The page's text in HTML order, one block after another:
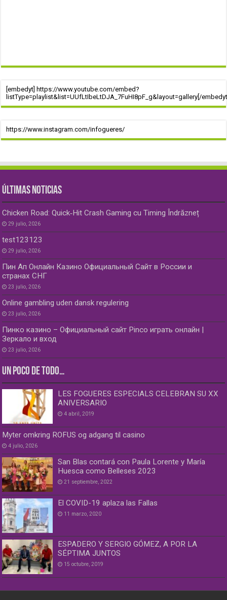
[embedyt] https://www.youtube.com/embed?
listType=playlist&list=UUfLtIbeLtDJA_7FuHI8pF_g&layout=gallery[/
https://www.instagram.com/infogueres/
ÚLTIMAS NOTICIAS
Chicken Road: Quick‑Hit Crash Gaming cu Timing Îndrăzneț
29 julio, 2026
test123123
29 julio, 2026
Пин Ап Онлайн Казино Официальный Сайт в России и
странах СНГ
23 julio, 2026
Online gambling uden dansk regulering
23 julio, 2026
Пинко казино – Официальный сайт Pinco играть онлайн |
Зеркало и вход
23 julio, 2026
UN POCO DE TODO…
LES FOGUERES ESPECIALS CELEBRAN SU XX
ANIVERSARIO
4 abril, 2019
Myter omkring ROFUS og adgang til casino
4 julio, 2026
San Blas contará con Paula Lorente y María
Huesca como Belleses 2023
21 septiembre, 2022
El COVID-19 aplaza las Fallas
11 marzo, 2020
ESPADERO Y SERGIO GÓMEZ, A POR LA
SÉPTIMA JUNTOS
15 octubre, 2019